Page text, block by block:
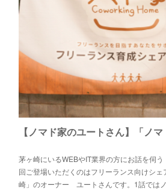
茅ヶ崎にいるWEBやIT業界の方にお話を伺
回ご登場いただくのはフリーランス向けシェ
崎」のオーナー ユートさんです。1話では